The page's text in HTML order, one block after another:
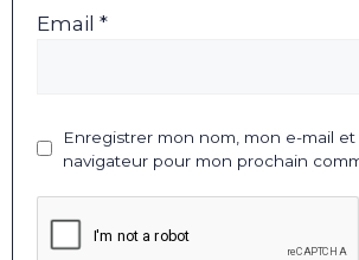
Email *
Enregistrer mon nom, mon e-mail
navigateur pour mon prochain